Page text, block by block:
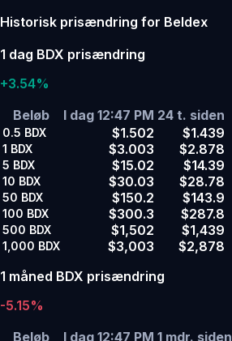
Historisk prisændring for Beldex
1 dag BDX prisændring
+3.54%
Beløb
I dag 12:47 PM 24 t. siden
0.5 BDX $1.502 $1.439
1 BDX $3.003 $2.878
5 BDX $15.02 $14.39
10 BDX $30.03 $28.78
50 BDX $150.2 $143.9
100 BDX $300.3 $287.8
500 BDX $1,502 $1,439
1,000 BDX $3,003
$2,878
1 måned BDX prisændring
-5.15%
Beløb
I dag 12:47 PM 1 mdr. siden